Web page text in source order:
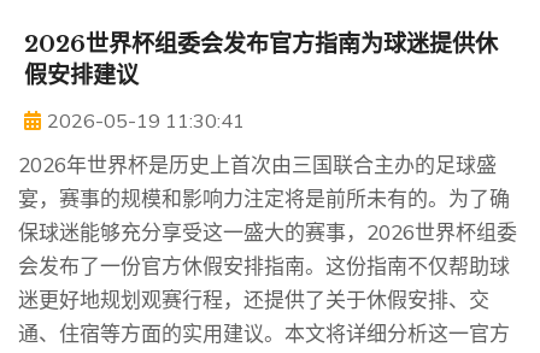
2026世界杯组委会发布官方指南为球迷提供休
假安排建议
2026-05-19 11:30:41
2026年世界杯是历史上首次由三国联合主办的足球盛
宴，赛事的规模和影响力注定将是前所未有的。为了确
保球迷能够充分享受这一盛大的赛事，2026世界杯组委
会发布了一份官方休假安排指南。这份指南不仅帮助球
迷更好地规划观赛行程，还提供了关于休假安排、交
通、住宿等方面的实用建议。本文将详细分析这一官方